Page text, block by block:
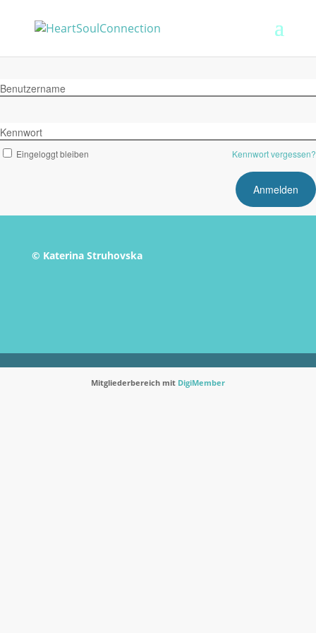
Benutzername
Kennwort
Eingeloggt bleiben Kennwort vergessen?
© Katerina Struhovska
Mitgliederbereich mit DigiMember